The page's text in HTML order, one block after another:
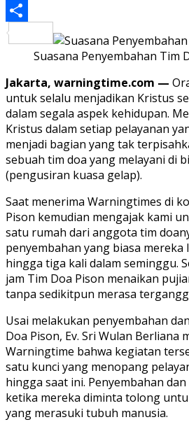
PrintFriendly
Share
Suasana Penyembahan Tim
Jakarta, warningtime.com —
untuk selalu menjadikan Kristus
dalam segala aspek kehidupan.
Kristus dalam setiap pelayanan
menjadi bagian yang tak
sebuah tim doa yang melayani di
(pengusiran kuasa gelap).
Saat menerima Warningtimes di
Pison kemudian mengajak kami
satu rumah dari anggota tim
penyembahan yang biasa
hingga tiga kali dalam seminggu.
jam Tim Doa Pison menaikan
tanpa sedikitpun merasa
Usai melakukan penyembahan
Doa Pison, Ev. Sri Wulan Berliana
Warningtime bahwa kegiatan
satu kunci yang menopang
hingga saat ini. Penyembahan
ketika mereka diminta tolong
yang merasuki tubuh manusia.